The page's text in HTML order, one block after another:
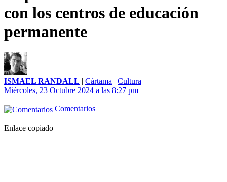
con los centros de educación
permanente
ISMAEL RANDALL | Cártama | Cultura
Miércoles, 23 Octubre 2024 a las 8:27 pm
Comentarios
Enlace copiado